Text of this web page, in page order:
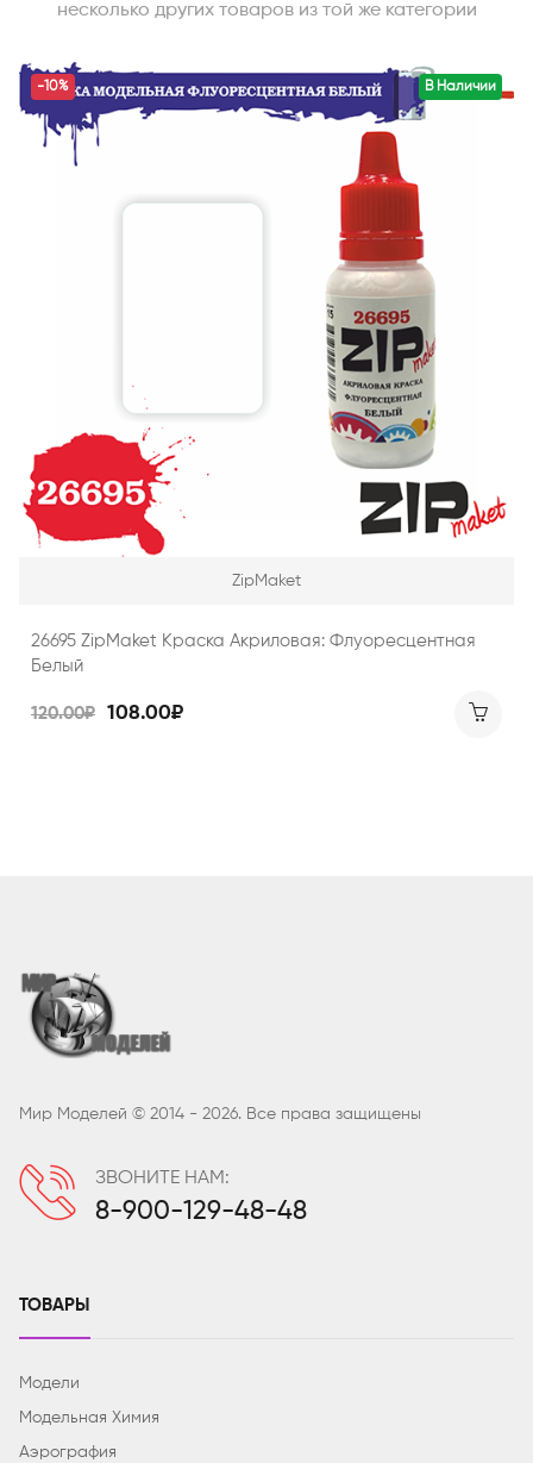
несколько других товаров из той же категории
В Наличии
-10%
ZipMaket
26695 ZipMaket Краска Акриловая: Флуоресцентная
Белый
120.00₽ 108.00₽
Мир Моделей © 2014 - 2026. Все права защищены
ЗВОНИТЕ НАМ:
8-900-129-48-48
ТОВАРЫ
Модели
Модельная Химия
Аэрография